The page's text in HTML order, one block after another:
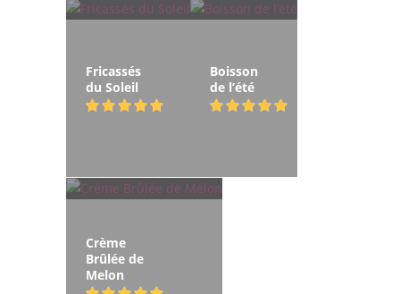
Fricassés
du Soleil
Boisson
de l’été
Crème
Brûlée de
Melon